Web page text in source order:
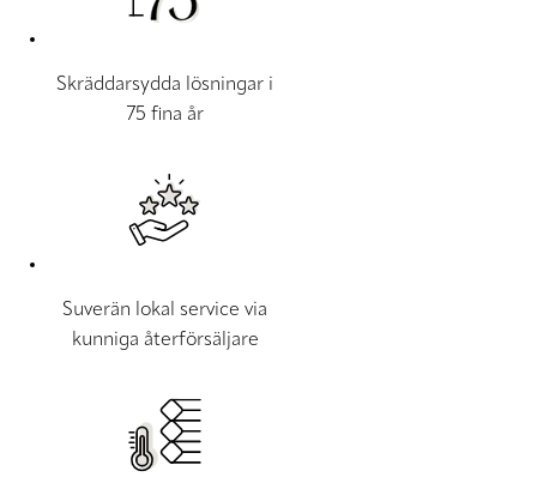
Skräddarsydda lösningar i
75 fina år
Suverän lokal service via
kunniga återförsäljare